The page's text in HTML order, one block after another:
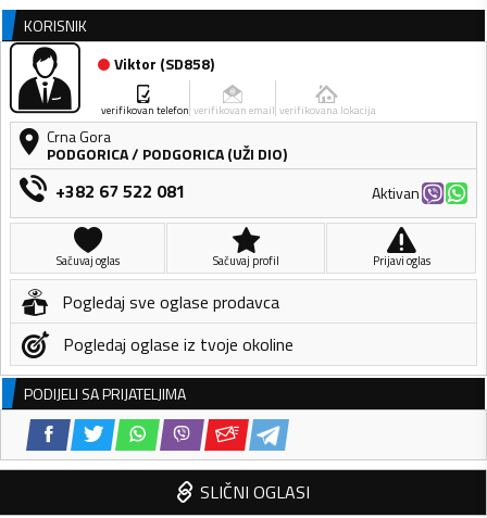
KORISNIK
Viktor (SD858)
verifikovan telefon verifikovan email verifikovana lokacija
Crna Gora
PODGORICA/ PODGORICA (UŽI DIO)
+382 67 522 081 Aktivan
Sačuvaj oglas Sačuvaj profil Prijavi oglas
Pogledaj sve oglase prodavca
Pogledaj oglase iz tvoje okoline
PODIJELI SA PRIJATELJIMA
SLIČNI OGLASI